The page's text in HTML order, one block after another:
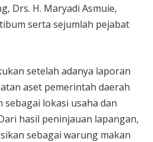
Drs. H. Maryadi Asmuie,
serta sejumlah pejabat
setelah adanya laporan
aset pemerintah daerah
lokasi usaha dan
hasil peninjauan lapangan,
sebagai warung makan